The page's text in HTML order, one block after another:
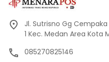
Jl. Sutrisno Gg
1 Kec. Medan Area Kota
085270825146